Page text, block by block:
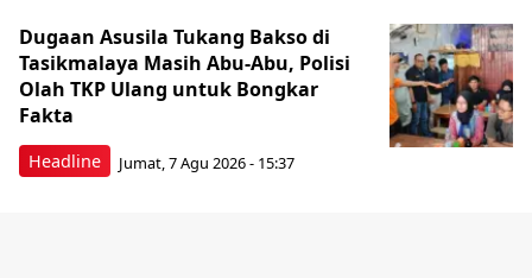
Headline
Dugaan Asusila Tukang Bakso di
Tasikmalaya Masih Abu-Abu, Polisi
Olah TKP Ulang untuk Bongkar
Fakta
Jumat, 7 Agu 2026 - 15:37